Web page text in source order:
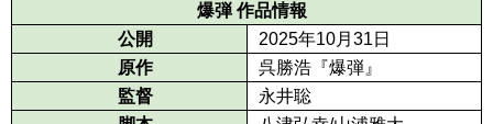
爆弾 作品情報
公開
2025年10月31日
原作
呉勝浩『爆弾』
監督
永井聡